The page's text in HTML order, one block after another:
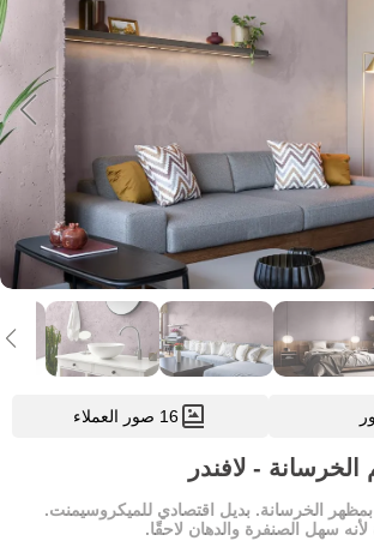
16 صور العملاء
الخرسانة. بديل اقتصادي للميكروسيمنت.
سهل الصنفرة والدهان لاحقًا.